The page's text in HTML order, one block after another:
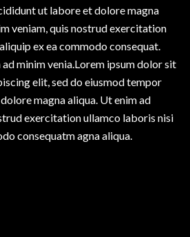
ut labore et dolore magna
veniam, quis nostrud exercitation
ex ea commodo consequat.
minim venia.Lorem ipsum dolor sit
elit, sed do eiusmod tempor
magna aliqua. Ut enim ad
exercitation ullamco laboris nisi
consequatm agna aliqua.